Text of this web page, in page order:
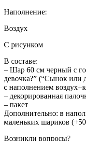
Наполнение:
Воздух
С рисунком
В составе:
– Шар 60 см черный с
девочка?” (“Сынок или
с наполнением
– декорированная
– пакет
Дополнительно: в
маленьких шариков
Возникли вопросы?